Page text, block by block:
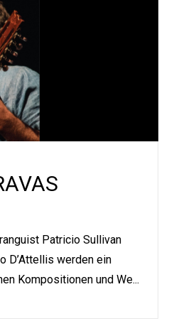
Patricio Sullivan
D’Attellis werden ein
Kompositionen und We...